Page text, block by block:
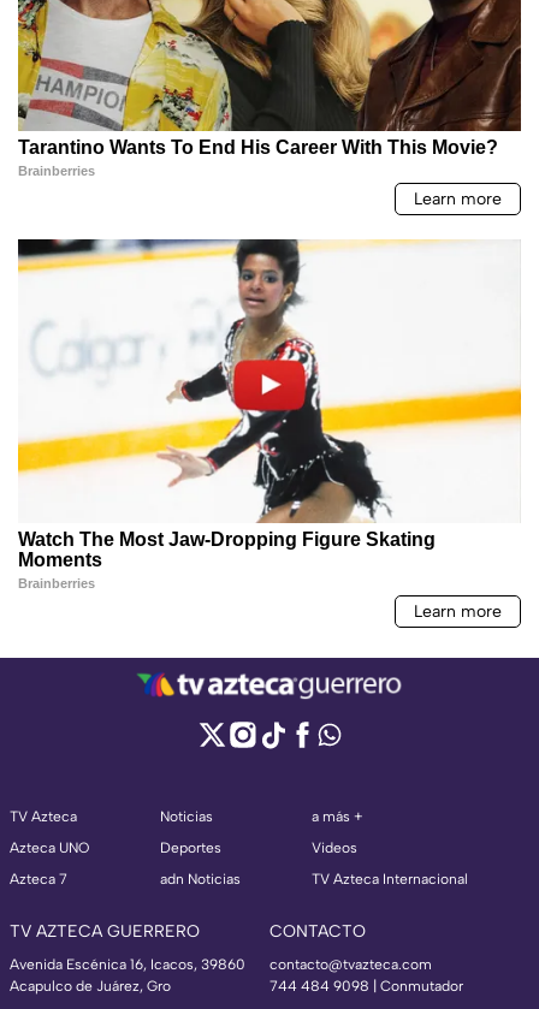
TV Azteca
Azteca UNO
Azteca 7
Noticias
Deportes
adn Noticias
a más +
Videos
TV Azteca Internacional
TV AZTECA GUERRERO
Avenida Escénica 16, Icacos, 39860
Acapulco de Juárez, Gro
CONTACTO
contacto@tvazteca.com
744 484 9098 | Conmutador